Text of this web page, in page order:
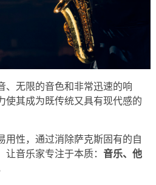
、无限的音色和非常迅速的响
使其成为既传统又具有现代感的
用性，通过消除萨克斯固有的自
音乐家专注于本质： 音乐、他